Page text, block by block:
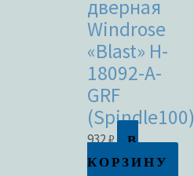
дверная
Windrose
«Blast» H-
18092-A-
GRF
(Spindle100)
932₽
В
КОРЗИНУ